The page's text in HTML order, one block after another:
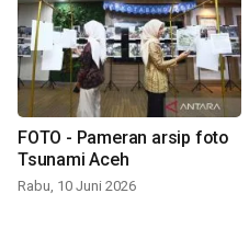
FOTO - Pameran arsip foto
Tsunami Aceh
Rabu, 10 Juni 2026